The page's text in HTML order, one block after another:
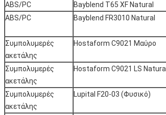
ABS/PC
Bayblend T65 XF Natural
ABS/PC
Bayblend FR3010 Natural
Συμπολυμερές
ακετάλης
Hostaform C9021 Μαύρο
Συμπολυμερές
ακετάλης
Hostaform C9021 LS Natural
Συμπολυμερές
ακετάλης
Lupital F20-03 (Φυσικό)